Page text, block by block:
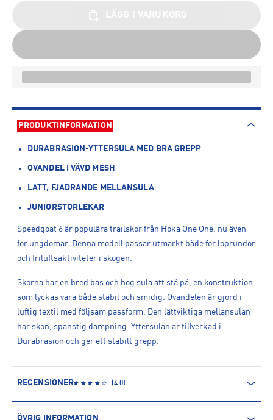
PRODUKTINFORMATION
DURABRASION-YTTERSULA MED BRA GREPP
OVANDEL I VÄVD MESH
LÄTT, FJÄDRANDE MELLANSULA
JUNIORSTORLEKAR
Speedgoat 6 är populära trailskor från Hoka One One, nu även
för ungdomar. Denna modell passar utmärkt både för löprundor
och friluftsaktiviteter i skogen.
Skorna har en bred bas och hög sula att stå på, en konstruktion
som lyckas vara både stabil och smidig. Ovandelen är gjord i
luftig textil med följsam passform. Den lättviktiga mellansulan
har skön, spänstig dämpning. Yttersulan är tillverkad i
Durabrasion och ger ett stabilt grepp.
RECENSIONER (4.0)
ÖVRIG INFORMATION